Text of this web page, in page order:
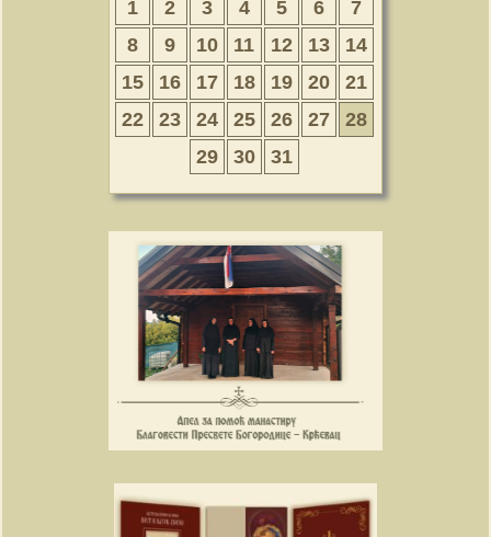
1 2 3 4 5 6
7
8
9 10 11 12 13
14
15
16 17 18 19 20
21
22
23 24 25 26 27
28
29
30 31